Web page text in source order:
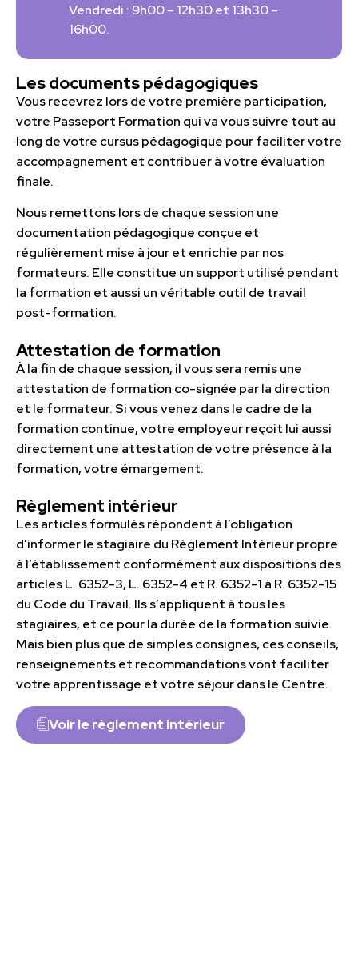
Vendredi : 9h00 – 12h30 et 13h30 –
16h00.
Les documents pédagogiques
Vous recevrez lors de votre première participation,
votre Passeport Formation qui va vous suivre tout au
long de votre cursus pédagogique pour faciliter votre
accompagnement et contribuer à votre évaluation
finale.
Nous remettons lors de chaque session une
documentation pédagogique conçue et
régulièrement mise à jour et enrichie par nos
formateurs. Elle constitue un support utilisé pendant
la formation et aussi un véritable outil de travail
post-formation.
Attestation de formation
À la fin de chaque session, il vous sera remis une
attestation de formation co-signée par la direction
et le formateur. Si vous venez dans le cadre de la
formation continue, votre employeur reçoit lui aussi
directement une attestation de votre présence à la
formation, votre émargement.
Règlement intérieur
Les articles formulés répondent à l’obligation
d’informer le stagiaire du Règlement Intérieur propre
à l’établissement conformément aux dispositions des
articles L. 6352-3, L. 6352-4 et R. 6352-1 à R. 6352-15
du Code du Travail. Ils s’appliquent à tous les
stagiaires, et ce pour la durée de la formation suivie.
Mais bien plus que de simples consignes, ces conseils,
renseignements et recommandations vont faciliter
votre apprentissage et votre séjour dans le Centre.
Voir le règlement intérieur